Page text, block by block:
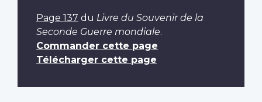
Page 137 du Livre du Souvenir de la
Seconde Guerre mondiale.
Commander cette page
Télécharger cette page